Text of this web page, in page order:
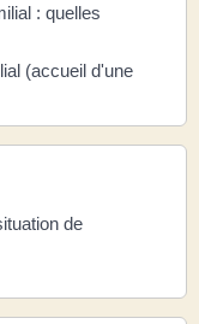
: quelles
(accueil d'une
de